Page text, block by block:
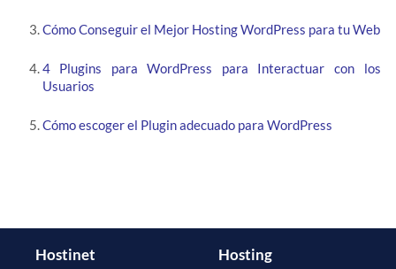
Cómo Conseguir el Mejor Hosting WordPress para tu Web
4 Plugins para WordPress para Interactuar con los
Usuarios
Cómo escoger el Plugin adecuado para WordPress
Hostinet Hosting